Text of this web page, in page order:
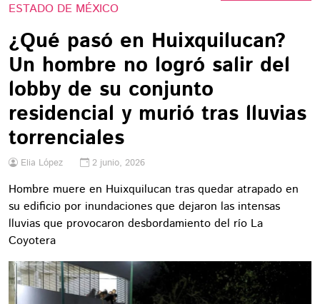
ESTADO DE MÉXICO
¿Qué pasó en Huixquilucan?
Un hombre no logró salir del
lobby de su conjunto
residencial y murió tras lluvias
torrenciales
Elia López 2 junio, 2026
Hombre muere en Huixquilucan tras quedar atrapado en
su edificio por inundaciones que dejaron las intensas
lluvias que provocaron desbordamiento del río La
Coyotera